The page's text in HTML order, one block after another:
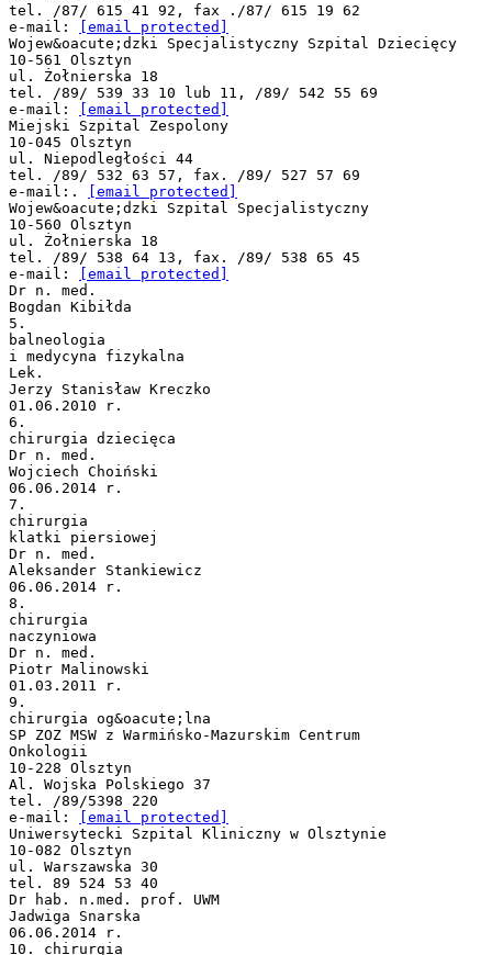
tel. /87/ 615 41 92, fax ./87/ 615 19 62
e-mail:
[email protected]
Wojew&oacute;dzki Specjalistyczny Szpital Dziecięcy
10-561 Olsztyn
ul. Żołnierska 18
tel. /89/ 539 33 10 lub 11, /89/ 542 55 69
e-mail:
[email protected]
Miejski Szpital Zespolony
10-045 Olsztyn
ul. Niepodległości 44
tel. /89/ 532 63 57, fax. /89/ 527 57 69
e-mail:.
[email protected]
Wojew&oacute;dzki Szpital Specjalistyczny
10-560 Olsztyn
ul. Żołnierska 18
tel. /89/ 538 64 13, fax. /89/ 538 65 45
e-mail:
[email protected]
Dr n. med.
Bogdan Kibiłda
5.
balneologia
i medycyna fizykalna
Lek.
Jerzy Stanisław Kreczko
01.06.2010 r.
6.
chirurgia dziecięca
Dr n. med.
Wojciech Choiński
06.06.2014 r.
7.
chirurgia
klatki piersiowej
Dr n. med.
Aleksander Stankiewicz
06.06.2014 r.
8.
chirurgia
naczyniowa
Dr n. med.
Piotr Malinowski
01.03.2011 r.
9.
chirurgia og&oacute;lna
SP ZOZ MSW z Warmińsko-Mazurskim Centrum
Onkologii
10-228 Olsztyn
Al. Wojska Polskiego 37
tel. /89/5398 220
e-mail:
[email protected]
Uniwersytecki Szpital Kliniczny w Olsztynie
10-082 Olsztyn
ul. Warszawska 30
tel. 89 524 53 40
Dr hab. n.med. prof. UWM
Jadwiga Snarska
06.06.2014 r.
10. chirurgia